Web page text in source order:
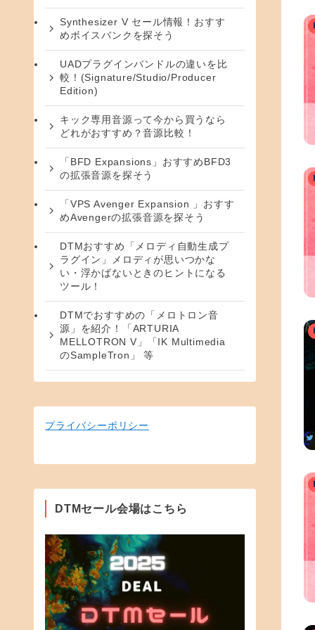
Synthesizer V セール情報！おすす
めボイスバンクを探そう
UADプラグインバンドルの違いを比
較！(Signature/Studio/Producer
Edition)
キック専用音源って今から買うなら
どれがおすすめ？音源比較！
「BFD Expansions」おすすめBFD3
の拡張音源を探そう
「VPS Avenger Expansion 」おすす
めAvengerの拡張音源を探そう
DTMおすすめ「メロディ自動生成プ
ラグイン」メロディが思いつかな
い・浮かばないときのヒントになる
ツール！
DTMでおすすめの「メロトロン音
源」を紹介！「ARTURIA
MELLOTRON V」「IK Multimedia
のSampleTron」 等
プライバシーポリシー
DTMセール会場はこちら